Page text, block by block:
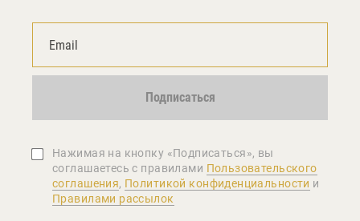
Подписаться
Нажимая на кнопку «Подписаться», вы
соглашаетеcь с правилами Пользовательского
соглашения, Политикой конфиденциальности и
Правилами рассылок